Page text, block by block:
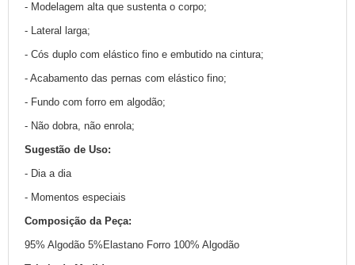
- Modelagem alta que sustenta o corpo;
- Lateral larga;
- Cós duplo com elástico fino e embutido na cintura;
- Acabamento das pernas com elástico fino;
- Fundo com forro em algodão;
- Não dobra, não enrola;
Sugestão de Uso:
- Dia a dia
- Momentos especiais
Composição da Peça:
95% Algodão 5%Elastano Forro 100% Algodão